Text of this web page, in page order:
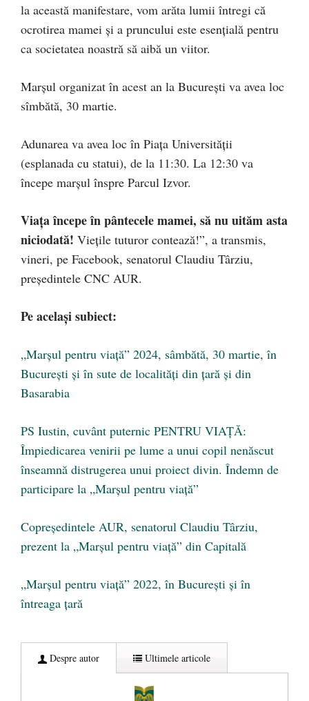
la această manifestare, vom arăta lumii întregi că
ocrotirea mamei și a pruncului este esențială pentru
ca societatea noastră să aibă un viitor.
Marșul organizat în acest an la București va avea loc
sîmbătă, 30 martie.
Adunarea va avea loc în Piața Universității
(esplanada cu statui), de la 11:30. La 12:30 va
începe marșul înspre Parcul Izvor.
Viața începe în pântecele mamei, să nu uităm asta
niciodată! Viețile tuturor contează!”, a transmis,
vineri, pe Facebook, senatorul Claudiu Târziu,
președintele CNC AUR.
Pe același subiect:
„Marșul pentru viață” 2024, sâmbătă, 30 martie, în
București și în sute de localități din țară și din
Basarabia
PS Iustin, cuvânt puternic PENTRU VIAȚĂ:
Împiedicarea venirii pe lume a unui copil nenăscut
înseamnă distrugerea unui proiect divin. Îndemn de
participare la „Marșul pentru viață”
Copreședintele AUR, senatorul Claudiu Târziu,
prezent la „Marșul pentru viață” din Capitală
„Marșul pentru viață” 2022, în București și în
întreaga țară
Despre autor Ultimele articole